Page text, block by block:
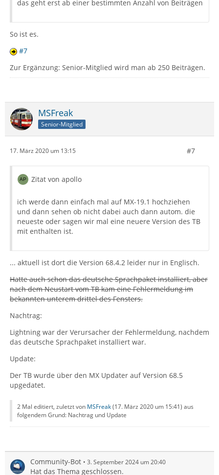
das geht erst ab einer bestimmten Anzahl von Beiträgen
So ist es.
#7
Zur Ergänzung: Senior-Mitglied wird man ab 250 Beiträgen.
MSFreak
Senior-Mitglied
17. März 2020 um 13:15 #7
Zitat von apollo
ich werde dann einfach mal auf MX-19.1 hochziehen
und dann sehen ob nicht dabei auch dann autom. die
neueste oder sagen wir mal eine neuere Version des TB
mit enthalten ist.
... aktuell ist dort die Version 68.4.2 leider nur in Englisch.
Hatte auch schon das deutsche Sprachpaket installiert, aber
nach dem Neustart vom TB kam eine Fehlermeldung im
bekannten unterem drittel des Fensters.
Nachtrag:
Lightning war der Verursacher der Fehlermeldung, nachdem
das deutsche Sprachpaket installiert war.
Update:
Der TB wurde über den MX Updater auf Version 68.5
upgedatet.
2 Mal editiert, zuletzt von MSFreak(17. März 2020 um 15:41) aus
folgendem Grund: Nachtrag und Update
Community-Bot 3. September 2024 um 20:40
Hat das Thema geschlossen.